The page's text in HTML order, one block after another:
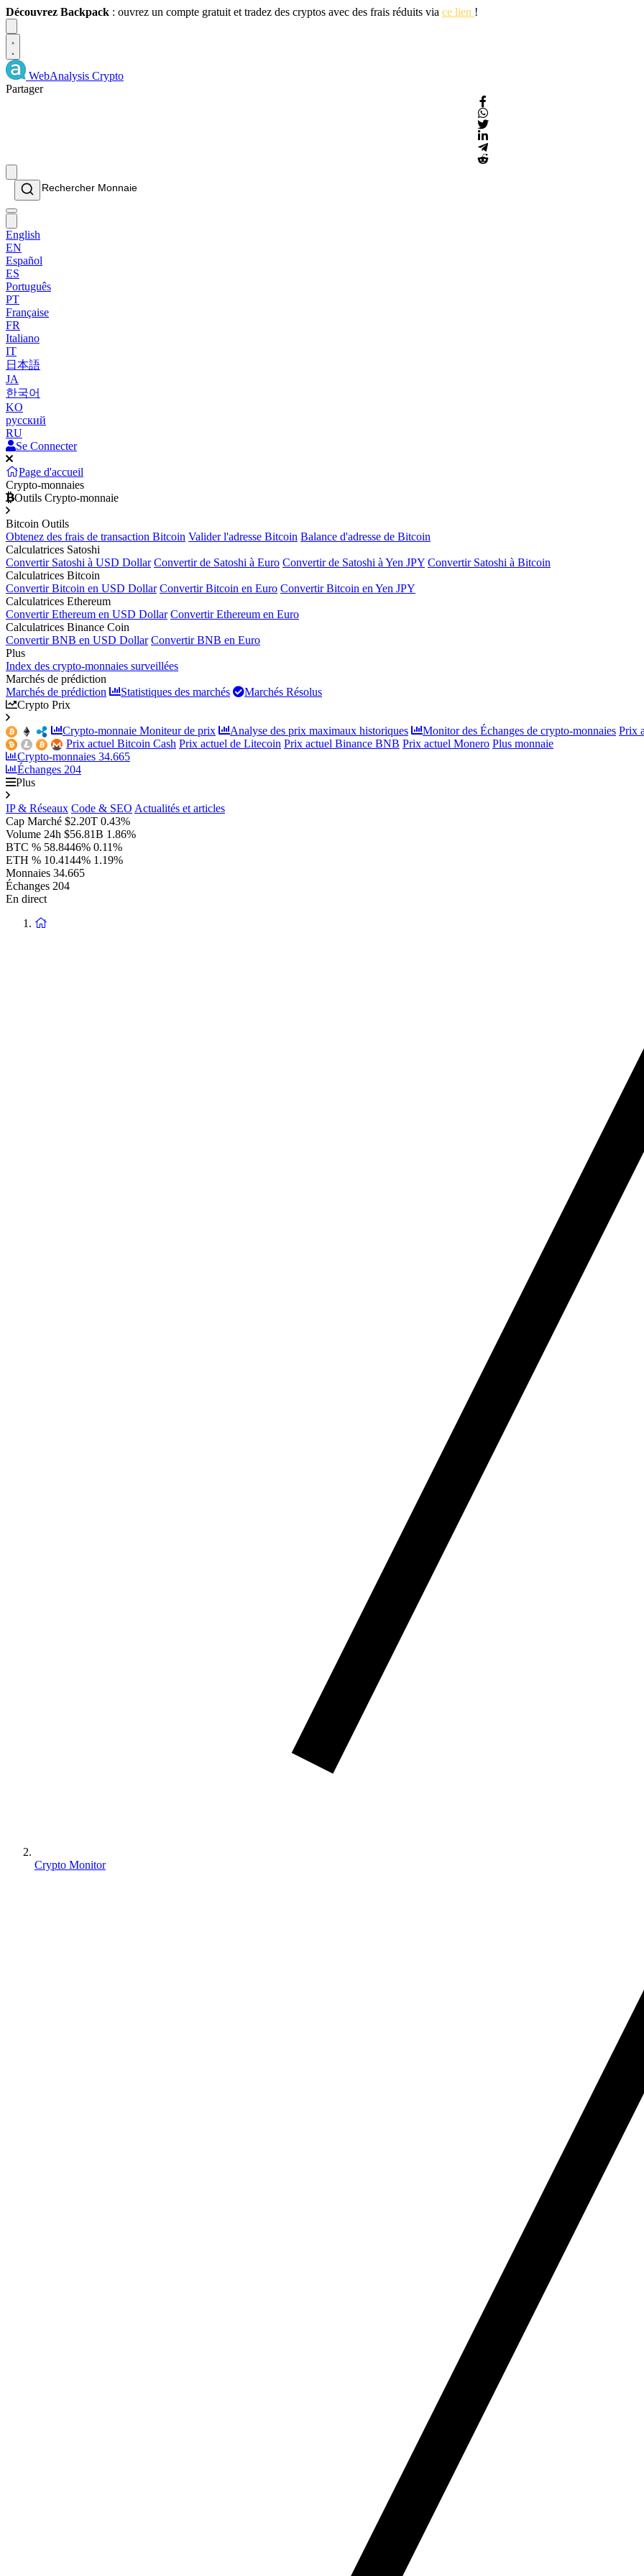
Découvrez Backpack : ouvrez un compte gratuit et tradez des cryptos avec des frais réduits via ce lien !
WebAnalysis Crypto
Partager
English
EN
Español
ES
Português
PT
Française
FR
Italiano
IT
日本語
JA
한국어
KO
русский
RU
Se Connecter
Page d'accueil
Crypto-monnaies
Outils Crypto-monnaie
Bitcoin Outils
Obtenez des frais de transaction Bitcoin Valider l'adresse Bitcoin Balance d'adresse de Bitcoin
Calculatrices Satoshi
Convertir Satoshi à USD Dollar Convertir de Satoshi à Euro Convertir de Satoshi à Yen JPY Convertir Satoshi à Bitcoin
Calculatrices Bitcoin
Convertir Bitcoin en USD Dollar Convertir Bitcoin en Euro Convertir Bitcoin en Yen JPY
Calculatrices Ethereum
Convertir Ethereum en USD Dollar Convertir Ethereum en Euro
Calculatrices Binance Coin
Convertir BNB en USD Dollar Convertir BNB en Euro
Plus
Index des crypto-monnaies surveillées
Marchés de prédiction
Marchés de prédiction
Statistiques des marchés
Marchés Résolus
Crypto Prix
Crypto-monnaie Moniteur de prix Analyse des prix maximaux historiques Monitor des Échanges de crypto-monnaies Prix
Prix actuel Bitcoin Cash Prix actuel de Litecoin Prix actuel Binance BNB Prix actuel Monero Plus monnaie
Crypto-monnaies 34.665
Échanges 204
Plus
IP & Réseaux Code & SEO Actualités et articles
Cap Marché $2.20T 0.43%
Volume 24h $56.81B 1.86%
BTC % 58.8446% 0.11%
ETH % 10.4144% 1.19%
Monnaies 34.665
Échanges 204
En direct
Crypto Monitor